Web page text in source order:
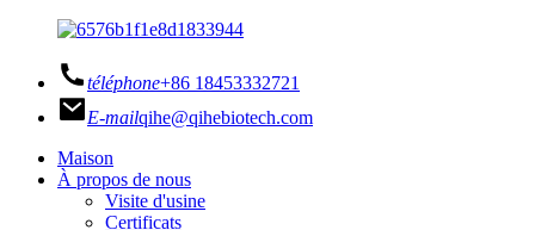
téléphone+86 18453332721
E-mailqihe@qihebiotech.com
Maison
À propos de nous
Visite d'usine
Certificats